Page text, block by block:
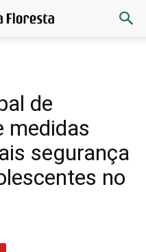
de
medidas
segurança
no